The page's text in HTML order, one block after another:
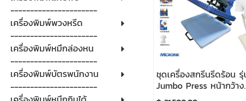
----------------------
เครื่องพิมพ์พวงหรีด
----------------------
เครื่องพิมพ์หมึกล่องหน
----------------------
เครื่องพิมพ์บัตรพนักงาน
----------------------
ชุดเครื่องสกรีนรีดร้อน รุ่
Jumbo Press หน้ากว้าง
40x50 cm พร้อมเครื่อง